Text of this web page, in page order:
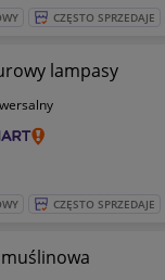
CZĘSTO SPRZEDAJE
lampasy
CZĘSTO SPRZEDAJE